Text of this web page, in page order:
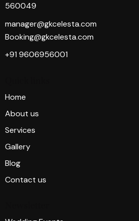
560049
manager@gkcelesta.com
Booking@gkcelesta.com
+91 9606956001
Home
About us
Services
Gallery
Blog
Contact us